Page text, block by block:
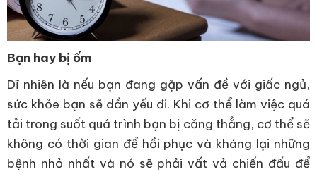
Bạn hay bị ốm
Dĩ nhiên là nếu bạn đang gặp vấn đề với giấc ngủ,
sức khỏe bạn sẽ dần yếu đi. Khi cơ thể làm việc quá
tải trong suốt quá trình bạn bị căng thẳng, cơ thể sẽ
không có thời gian để hồi phục và kháng lại những
bệnh nhỏ nhất và nó sẽ phải vất vả chiến đấu để